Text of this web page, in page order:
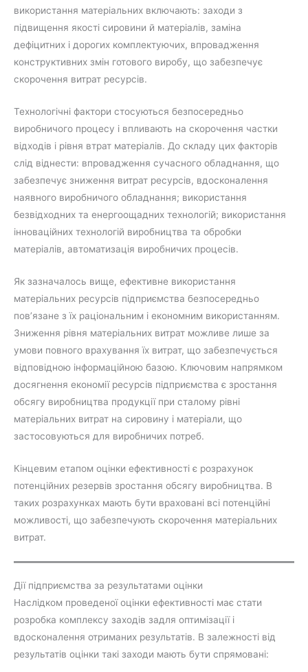
використання матеріальних включають: заходи з
підвищення якості сировини й матеріалів, заміна
дефіцитних і дорогих комплектуючих, впровадження
конструктивних змін готового виробу, що забезпечує
скорочення витрат ресурсів.
Технологічні фактори стосуються безпосередньо
виробничого процесу і впливають на скорочення частки
відходів і рівня втрат матеріалів. До складу цих факторів
слід віднести: впровадження сучасного обладнання, що
забезпечує зниження витрат ресурсів, вдосконалення
наявного виробничого обладнання; використання
безвідходних та енергоощадних технологій; використання
інноваційних технологій виробництва та обробки
матеріалів, автоматизація виробничих процесів.
Як зазначалось вище, ефективне використання
матеріальних ресурсів підприємства безпосередньо
пов’язане з їх раціональним і економним використанням.
Зниження рівня матеріальних витрат можливе лише за
умови повного врахування їх витрат, що забезпечується
відповідною інформаційною базою. Ключовим напрямком
досягнення економії ресурсів підприємства є зростання
обсягу виробництва продукції при сталому рівні
матеріальних витрат на сировину і матеріали, що
застосовуються для виробничих потреб.
Кінцевим етапом оцінки ефективності є розрахунок
потенційних резервів зростання обсягу виробництва. В
таких розрахунках мають бути враховані всі потенційні
можливості, що забезпечують скорочення матеріальних
витрат.
Дії підприємства за результатами оцінки
Наслідком проведеної оцінки ефективності має стати
розробка комплексу заходів задля оптимізації і
вдосконалення отриманих результатів. В залежності від
результатів оцінки такі заходи мають бути спрямовані: